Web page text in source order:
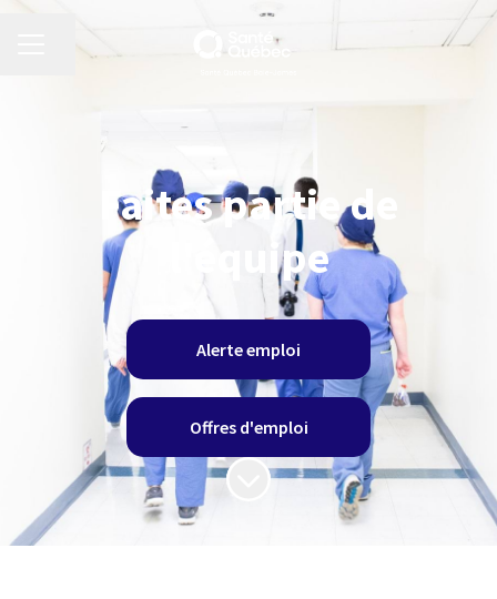
MENU CARRIÈRE
Partager la page
Faites partie de
l'équipe
Alerte emploi
Offres d'emploi
Faire défiler jusqu'au contenu